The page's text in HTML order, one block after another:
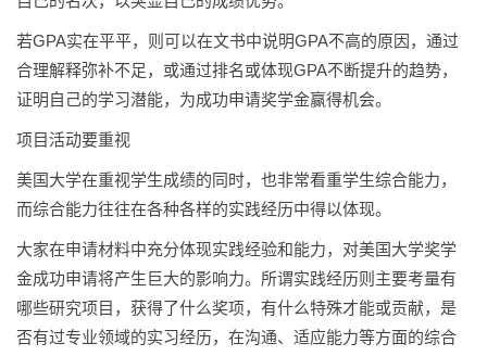
若GPA实在平平，则可以在文书中说明GPA不高的原因，通过
合理解释弥补不足，或通过排名或体现GPA不断提升的趋势，
证明自己的学习潜能，为成功申请奖学金赢得机会。
项目活动要重视
美国大学在重视学生成绩的同时，也非常看重学生综合能力，
而综合能力往往在各种各样的实践经历中得以体现。
大家在申请材料中充分体现实践经验和能力，对美国大学奖学
金成功申请将产生巨大的影响力。所谓实践经历则主要考量有
哪些研究项目，获得了什么奖项，有什么特殊才能或贡献，是
否有过专业领域的实习经历，在沟通、适应能力等方面的综合